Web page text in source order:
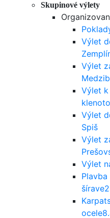
Skupinové výlety
Výlet
Výlet
Výlet
Výlet
Spiš
Výlet
Výlet
šírave
ocele